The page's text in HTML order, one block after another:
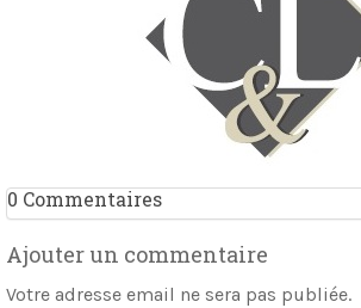
0 Commentaires
Ajouter un commentaire
Votre adresse email ne sera pas publiée.